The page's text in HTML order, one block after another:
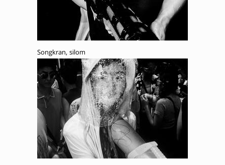
Songkran, silom